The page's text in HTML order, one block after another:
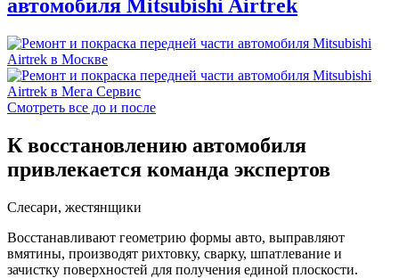
автомобиля Mitsubishi Airtrek
Смотреть все до и после
К восстановлению автомобиля
привлекается команда экспертов
Слесари, жестянщики
Восстанавливают геометрию формы авто, выправляют
вмятины, производят рихтовку, сварку, шпатлевание и
зачистку поверхностей для получения единой плоскости.